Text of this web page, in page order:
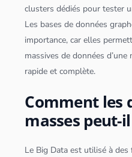
clusters dédiés pour tester
Les bases dedonnées
importance, car elles
massives dedonnées d’une
rapide et complète.
Comment les
masses peut-
Le Big Data est utilisé à des